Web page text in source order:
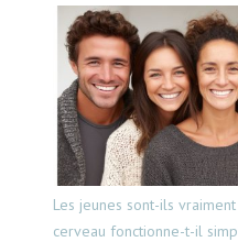
Les jeunes sont-ils
cerveau fonctionne-t-il